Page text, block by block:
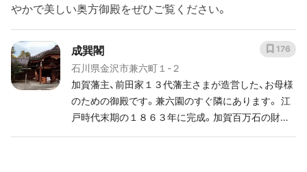
やかで美しい奥方御殿をぜひご覧ください。
成巽閣
石川県金沢市兼六町１-２
加賀藩主、前田家１３代藩主さまが造営した、お母様
のための御殿です。兼六園のすぐ隣にあります。 江
戸時代末期の１８６３年に完成。加賀百万石の財力
176